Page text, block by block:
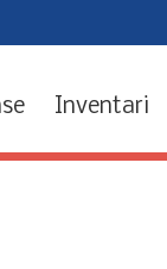
Inventari